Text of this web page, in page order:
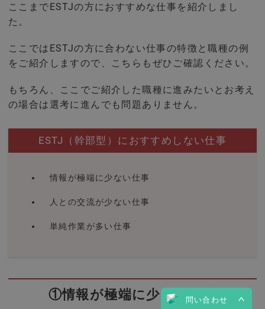
問い合わせ
ここまでESTJの方におすすめな仕事を紹介しまし
た。
ここではESTJの方に合わない仕事の特徴と職種の例
をご紹介しますので、こちらもぜひご確認ください。
もちろん、ここでご紹介した職種に進みたいとお考え
の場合は選考に進んでも問題ありません。
ESTJ（幹部型）におすすめしない仕事
情報が極端に少ない仕事
人との交流が少ない仕事
単純作業が多い仕事
①情報が極端に少ない仕事